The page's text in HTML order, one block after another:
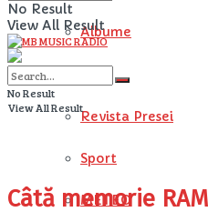
Albume
STIRI
Revista Presei
Sport
METEO
No Result
View All Result
No Result
View All Result
Câtă memorie